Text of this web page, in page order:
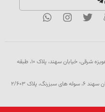
تهران، خیابان سهروردی شمالی، هویزه شرقی، خیابان سهند، پلاک ۱۰، طبقه
چهاردانگه، شهرک صنعتی سهند، خیابان سهند 6، سوله های سبزرنگ، پلاک 2/603